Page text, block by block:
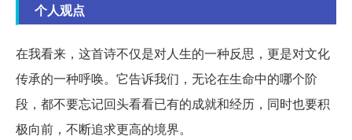
个人观点
在我看来，这首诗不仅是对人生的一种反思，更是对文化
传承的一种呼唤。它告诉我们，无论在生命中的哪个阶
段，都不要忘记回头看看已有的成就和经历，同时也要积
极向前，不断追求更高的境界。